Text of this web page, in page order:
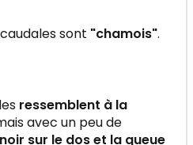
sont "chamois".
ressemblent à la
avec un peu de
noir sur le dos et la queue